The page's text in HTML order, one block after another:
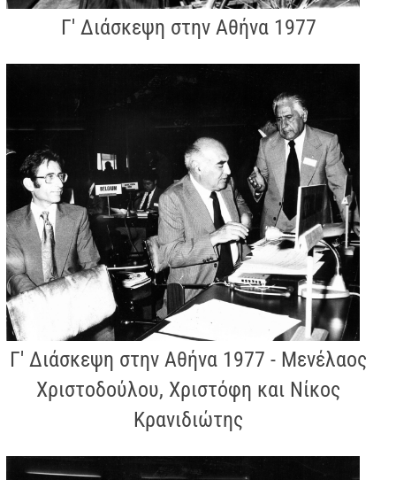
Γ' Διάσκεψη στην Αθήνα 1977
Γ' Διάσκεψη στην Αθήνα 1977 - Μενέλαος
Χριστοδούλου, Χριστόφη και Νίκος
Κρανιδιώτης